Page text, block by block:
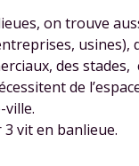
on trouve
usines),
des stades,
de
ville.
vit en banlieue.